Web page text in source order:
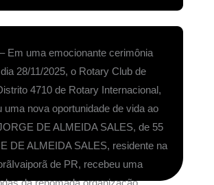
Em uma emocionante cerimônia
28/11/2025, o Rotary Club de
4710 de Rotary Internacional,
uma nova oportunidade de vida ao
DE ALMEIDA SALES, de 55
DE ALMEIDA SALES, residente na
de PR, recebeu uma